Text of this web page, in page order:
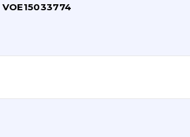
VOE15033774